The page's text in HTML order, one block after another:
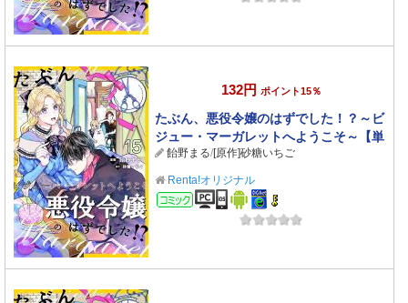
132円 ポイント15％
たぶん、悪役令嬢のはずでした！？～ビ
ジュー・マーガレットへようこそ～【単
話】 15
飴野まる/[原作]砂糖いちご
Renta!オリジナル
コミック